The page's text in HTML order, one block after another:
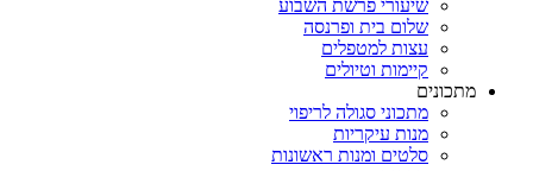
שיעורי פרשת השבוע
שלום בית ופרנסה
עצות למטפלים
קיימות וטיולים
מתכונים
מתכוני סגולה לריפוי
מנות עיקריות
סלטים ומנות ראשונות